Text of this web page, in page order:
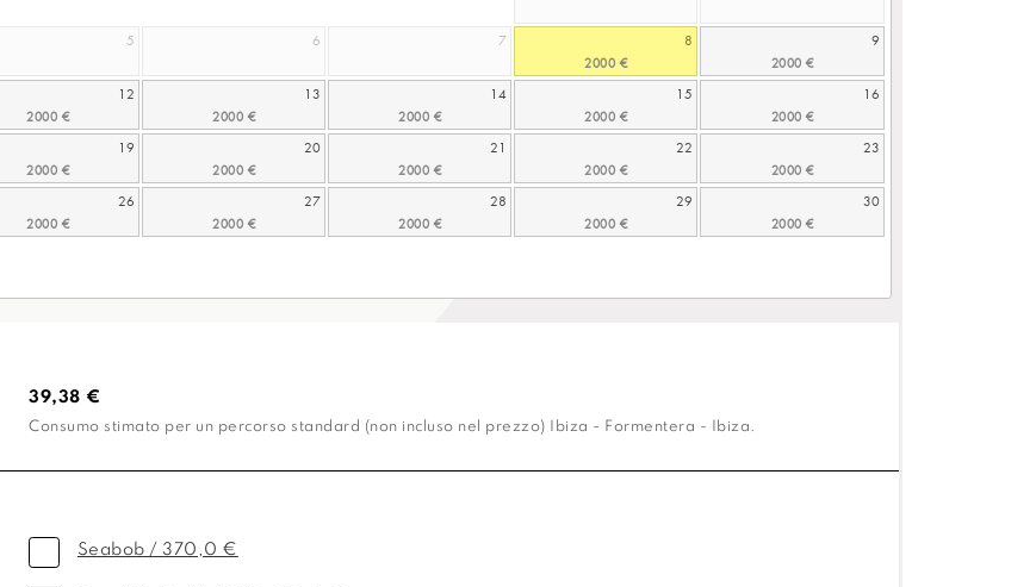
5 6 7 8 9
12 13 14 15 16
19 20 21 22 23
26 27 28 29 30
39,38 €
Consumo stimato per un percorso standard (non incluso nel prezzo) Ibiza - Formentera - Ibiza.
Seabob / 370,0 €